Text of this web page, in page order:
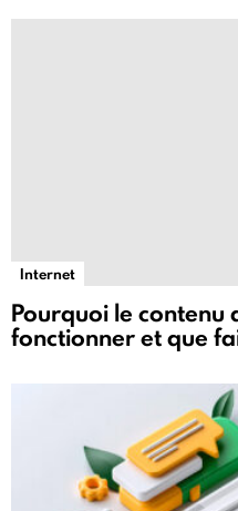
Internet
Pourquoi le contenu
fonctionner et que